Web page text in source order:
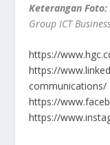
Keterangan Foto:
Group ICT
https://
https://
communications/
https://
https://